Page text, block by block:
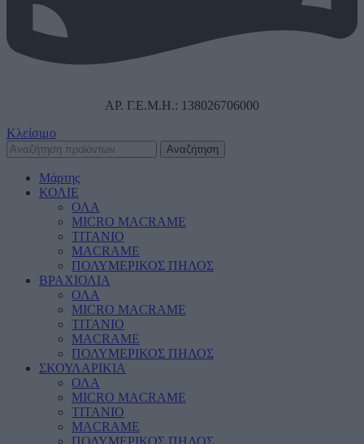
ΑΡ. Γ.Ε.Μ.Η.: 138026706000
Κλείσιμο
Αναζήτηση
Μάρτης
ΚΟΛΙΕ
ΟΛΑ
MICRO MACRAME
ΤΙΤΑΝΙΟ
MACRAME
ΠΟΛΥΜΕΡΙΚΟΣ ΠΗΛΟΣ
ΒΡΑΧΙΟΛΙΑ
ΟΛΑ
MICRO MACRAME
ΤΙΤΑΝΙΟ
MACRAME
ΠΟΛΥΜΕΡΙΚΟΣ ΠΗΛΟΣ
ΣΚΟΥΛΑΡΙΚΙΑ
ΟΛΑ
MICRO MACRAME
ΤΙΤΑΝΙΟ
MACRAME
ΠΟΛΥΜΕΡΙΚΟΣ ΠΗΛΟΣ